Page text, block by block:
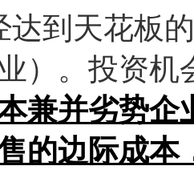
达到天花板
）。投资机
兼并劣势企
的边际成本